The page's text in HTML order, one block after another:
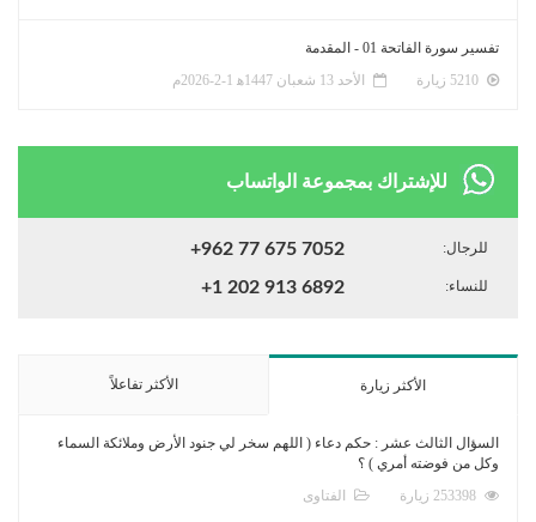
تفسير سورة الفاتحة 01 - المقدمة
الأحد 13 شعبان 1447ﻫ 1-2-2026م
للإشتراك بمجموعة الواتساب
للرجال: +962 77 675 7052
للنساء: +1 202 913 6892
الأكثر زيارة الأكثر تفاعلاً
السؤال الثالث عشر : حكم دعاء ( اللهم سخر لي جنود الأرض وملائكة السماء
وكل من فوضته أمري ) ؟
الفتاوى